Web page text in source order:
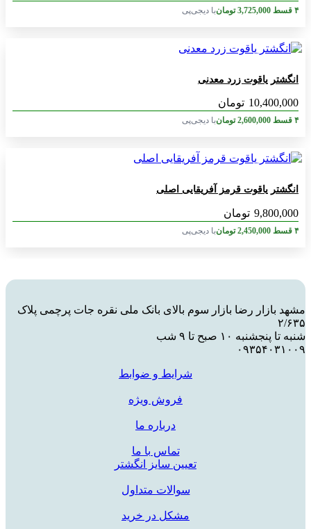
۴ قسط 3,725,000 تومانبا دیجی‌پی
انگشتر یاقوت زرد معدنی
10,400,000 تومان
۴ قسط 2,600,000 تومانبا دیجی‌پی
انگشتر یاقوت قرمز آفریقایی اصلی
9,800,000 تومان
۴ قسط 2,450,000 تومانبا دیجی‌پی
مشهد بازار رضا بازار سوم بالای بانک ملی نقره جات پرچمی پلاک
۲/۶۳۵
شنبه تا پنجشنبه ۱۰ صبح تا ۹ شب
۰۹۳۵۴۰۳۱۰۰۹
شرایط و ضوابط
فروش ویژه
درباره ما
تماس با ما
تعیین سایز انگشتر
سوالات متداول
مشکل در خرید